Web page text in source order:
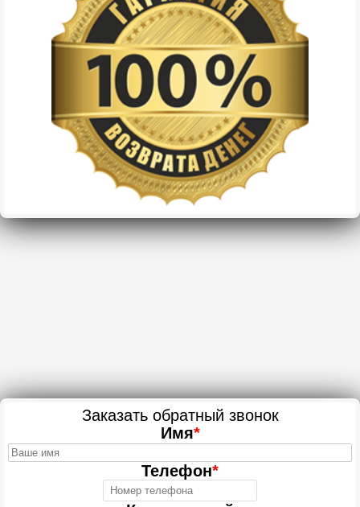
Заказать обратный звонок
Имя*
Телефон*